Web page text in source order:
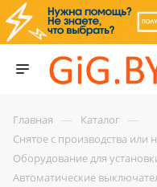
Главная — Каталог —
Снятое с производства или
Оборудование для
Автоматические